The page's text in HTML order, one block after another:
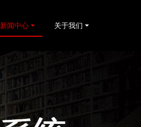
新闻中心 关于我们